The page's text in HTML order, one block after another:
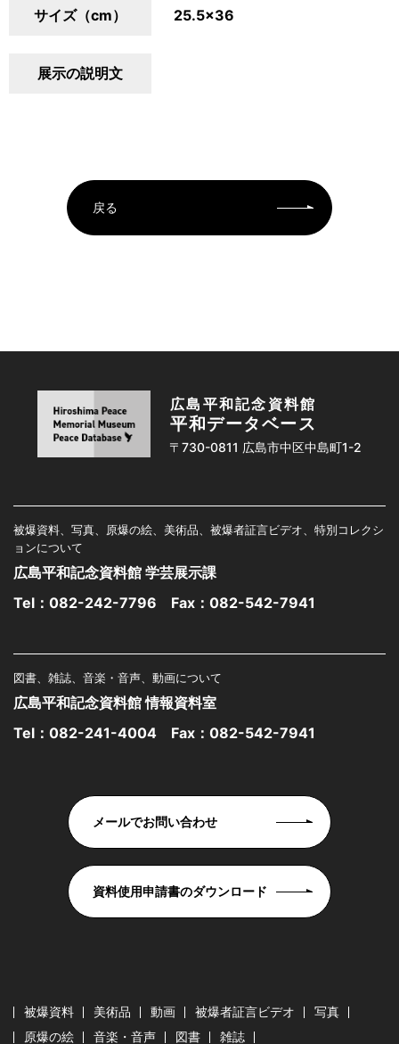
サイズ（cm） 25.5×36
展示の説明文
戻る
広島平和記念資料館
平和データベース
〒730-0811 広島市中区中島町1-2
被爆資料、写真、原爆の絵、美術品、被爆者証言ビデオ、特別コレクシ
ョンについて
広島平和記念資料館 学芸展示課
Tel： 082-242-7796 Fax：082-542-7941
図書、雑誌、音楽・音声、動画について
広島平和記念資料館 情報資料室
Tel： 082-241-4004 Fax：082-542-7941
メールでお問い合わせ
資料使用申請書のダウンロード
被爆資料 美術品 動画 被爆者証言ビデオ
写真
原爆の絵
音楽・音声 図書 雑誌